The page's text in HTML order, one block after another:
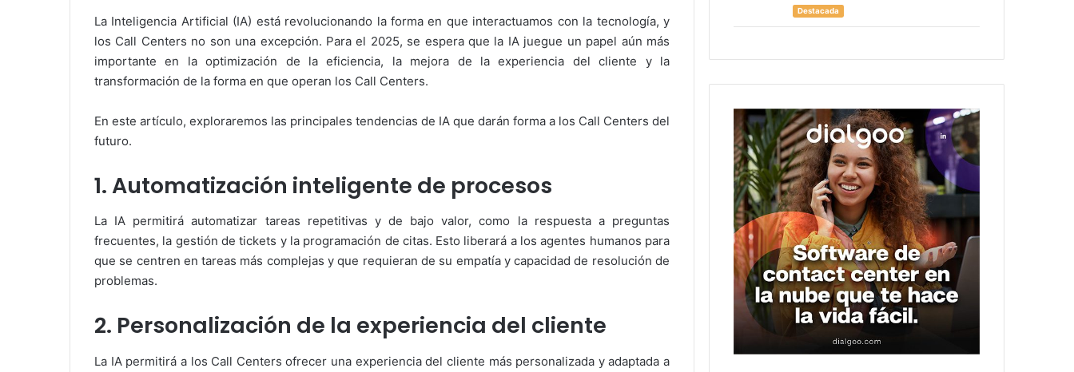
La Inteligencia Artificial (IA) está revolucionando la forma en que interactuamos con la tecnología, y
los Call Centers no son una excepción. Para el 2025, se espera que la IA juegue un papel aún más
importante en la optimización de la eficiencia, la mejora de la experiencia del cliente y la
transformación de la forma en que operan los Call Centers.
En este artículo, exploraremos las principales tendencias de IA que darán forma a los Call Centers del
futuro.
1. Automatización inteligente de procesos
La IA permitirá automatizar tareas repetitivas y de bajo valor, como la respuesta a preguntas
frecuentes, la gestión de tickets y la programación de citas. Esto liberará a los agentes humanos para
que se centren en tareas más complejas y que requieran de su empatía y capacidad de resolución de
problemas.
2. Personalización de la experiencia del cliente
La IA permitirá a los Call Centers ofrecer una experiencia del cliente más personalizada y adaptada a
Destacada